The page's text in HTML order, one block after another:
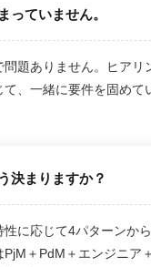
っていません。
問題ありません。ヒアリ
て、一緒に要件を固めて
決まりますか？
に応じて4パターンか
PjM＋PdM＋エンジニア